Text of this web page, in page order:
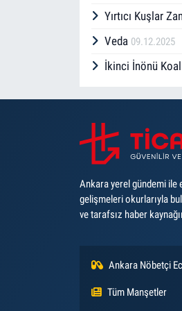
Yırtıcı Kuşlar
Veda 09.12.2025
İkinci İnönü
Ankara yerel gündemi ile
gelişmeleri okurlarıyla
ve tarafsız haber
Ankara Nöbetçi
Tüm Manşetler